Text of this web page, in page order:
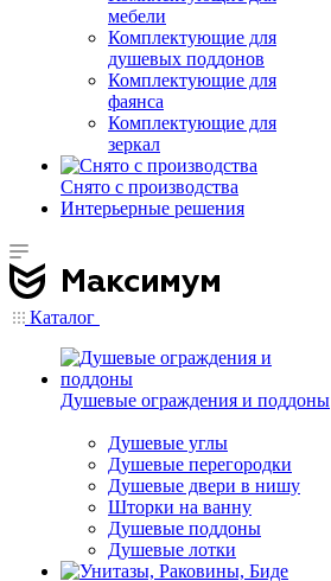
мебели
Комплектующие для
душевых поддонов
Комплектующие для
фаянса
Комплектующие для
зеркал
Снято с производства
Интерьерные решения
Каталог
Душевые ограждения и поддоны
Душевые углы
Душевые перегородки
Душевые двери в нишу
Шторки на ванну
Душевые поддоны
Душевые лотки